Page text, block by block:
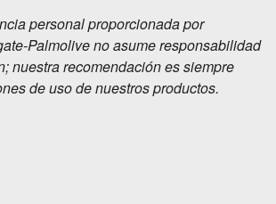
personal proporcionada por
Palmolive no asume responsabilidad
nuestra recomendación es siempre
de uso de nuestros productos.